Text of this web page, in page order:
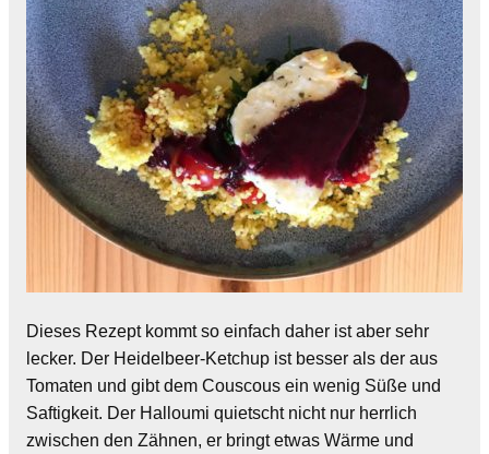
Dieses Rezept kommt so einfach daher ist aber sehr
lecker. Der Heidelbeer-Ketchup ist besser als der aus
Tomaten und gibt dem Couscous ein wenig Süße und
Saftigkeit. Der Halloumi quietscht nicht nur herrlich
zwischen den Zähnen, er bringt etwas Wärme und